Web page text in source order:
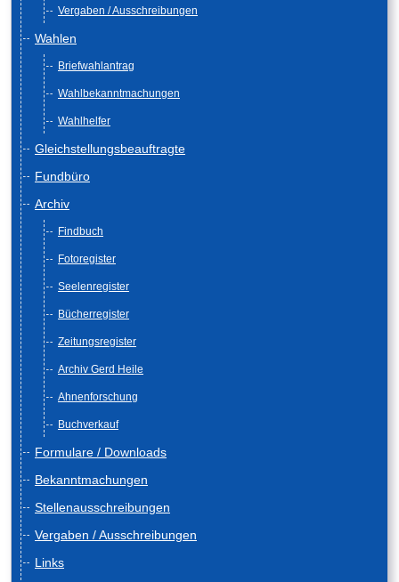
Vergaben / Ausschreibungen
Wahlen
Briefwahlantrag
Wahlbekanntmachungen
Wahlhelfer
Gleichstellungsbeauftragte
Fundbüro
Archiv
Findbuch
Fotoregister
Seelenregister
Bücherregister
Zeitungsregister
Archiv Gerd Heile
Ahnenforschung
Buchverkauf
Formulare / Downloads
Bekanntmachungen
Stellenausschreibungen
Vergaben / Ausschreibungen
Links